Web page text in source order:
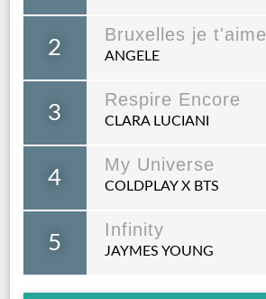
2
Bruxelles je t'aime
ANGELE
3
Respire Encore
CLARA LUCIANI
4
My Universe
COLDPLAY X BTS
5
Infinity
JAYMES YOUNG